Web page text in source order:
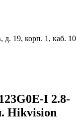
д. 19, корп. 1, каб. 10
I 2.8-
Hikvision